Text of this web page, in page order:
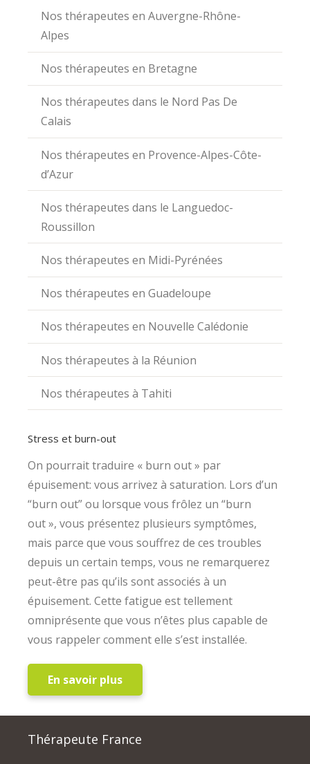
Nos thérapeutes en Auvergne-Rhône-
Alpes
Nos thérapeutes en Bretagne
Nos thérapeutes dans le Nord Pas De
Calais
Nos thérapeutes en Provence-Alpes-Côte-
d’Azur
Nos thérapeutes dans le Languedoc-
Roussillon
Nos thérapeutes en Midi-Pyrénées
Nos thérapeutes en Guadeloupe
Nos thérapeutes en Nouvelle Calédonie
Nos thérapeutes à la Réunion
Nos thérapeutes à Tahiti
Stress et burn-out
On pourrait traduire « burn out » par
épuisement: vous arrivez à saturation. Lors d’un
“burn out” ou lorsque vous frôlez un “burn
out », vous présentez plusieurs symptômes,
mais parce que vous souffrez de ces troubles
depuis un certain temps, vous ne remarquerez
peut-être pas qu’ils sont associés à un
épuisement. Cette fatigue est tellement
omniprésente que vous n’êtes plus capable de
vous rappeler comment elle s’est installée.
En savoir plus
Thérapeute France